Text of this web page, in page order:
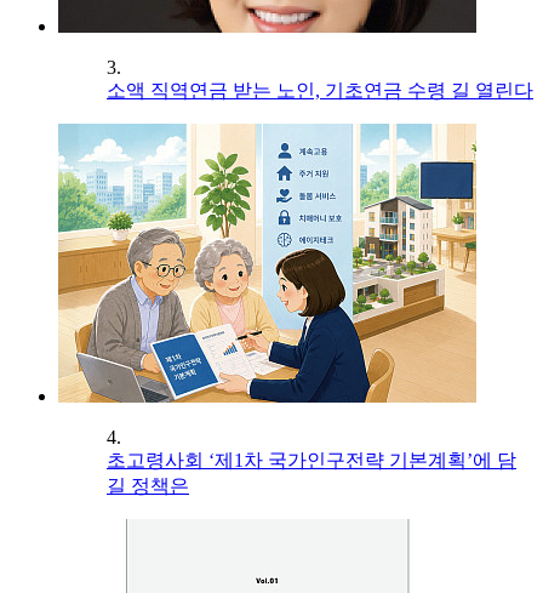
3.
소액 직역연금 받는 노인, 기초연금 수령 길 열린다
4.
초고령사회 ‘제1차 국가인구전략 기본계획’에 담
길 정책은